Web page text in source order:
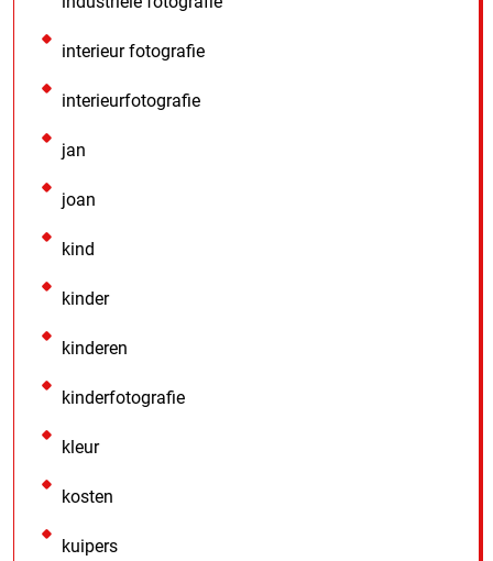
interieur fotografie
interieurfotografie
jan
joan
kind
kinder
kinderen
kinderfotografie
kleur
kosten
kuipers